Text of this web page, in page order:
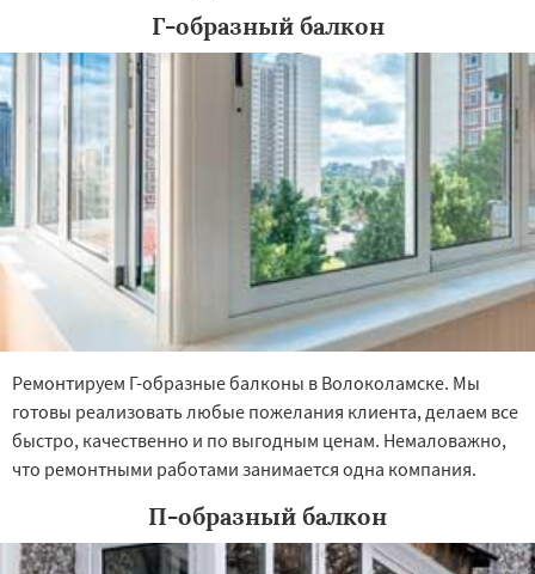
Г-образный балкон
Ремонтируем Г-образные балконы в Волоколамске. Мы
готовы реализовать любые пожелания клиента, делаем все
быстро, качественно и по выгодным ценам. Немаловажно,
что ремонтными работами занимается одна компания.
П-образный балкон